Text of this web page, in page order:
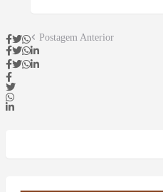
Postagem Anterior